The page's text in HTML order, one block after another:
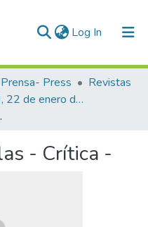
Log In (current)
Prensa- Press
Revistas
Número 43, 22 de enero de 1941
-
- Crítica -